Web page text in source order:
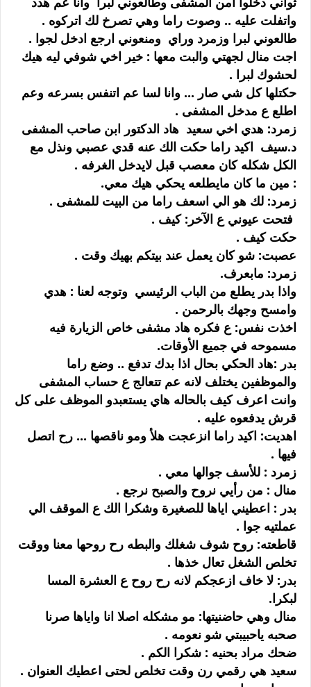
واتفلت عليه .. وصوت راما وهي تصرخ لك اتركوه .
طالعوني لبرا وزمرد وراي ومنعوني ارجع ادخل لجوا .
اجت منال لجهتي والبت معها : خير اخي شوفي ليه هيك
لحشوك لبرا .
حكتلها كل شي صار ... وانا لسا عم اتنفس بسرعه وعم
اطلع ع مدخل المشفى .
زمرد: هدي اخي سعيد هاد الدكتور ابن صاحب المشفى
د.سيف اكيد راما حكت الك عنه قدي عصبي ونذل مع
الكل شكله كان معصب قبل لايدخل الغرفه .
: مين ما كان مايطلعه يحكي هيك معي.
زمرد: لك هو الي اسعف راما من البيت للمشفى .
فتحت عيوني ع الآخر: كيف .
حكت كيف .
عصبت: شو كان يعمل عند بيتكم بهيك وقت .
زمرد: مابعرف.
واذا بدر يطلع من الباب الرئيسي وتوجه لعنا : هدي
وامسح وجهك بالرحمن .
اخذت نفس: ع فكره هاد مشفى خاص الزيارة فيه
مسموحه في جميع الأوقات.
بدر :هاد الحكي بحال اذا بدك تدفع .. وضع راما
والموظفين يختلف لانه عم تتعالج ع حساب المشفى
وانت اعرف كيف بالحاله هاي يستعبدو الموظف على كل
قرش يدفعوه عليه .
اهديت: اكيد راما انزعجت هلأ ومو ناقصها ... رح اتصل
فيها .
زمرد : للأسف جوالها معي .
منال : من رأيي نروح والصبح نرجع .
بدر : اعطيني اياها للصغيرة وشكرا الك ع الموقف الي
عملتيه جوا .
قاطعته: روح شوف شغلك والبطه رح روحها معنا ووقت
تخلص الشغل تعال خذها .
بدر: لا خاف ازعجكم لانه رح روح ع العشرة المسا
لبكرا.
منال وهي حاضنيتها: مو مشكله اصلا انا واياها صرنا
صحبه ياحبيبتي شو نعومه .
ضحك مراد بحنيه : شكرا الكم .
سعيد هي رقمي رن وقت تخلص لحتى اعطيك العنوان .